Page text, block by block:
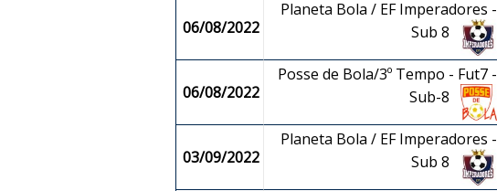
06/08/2022
Planeta Bola / EF Imperadores -
Sub 8
06/08/2022
Posse de Bola/3º Tempo - Fut7 -
Sub-8
03/09/2022
Planeta Bola / EF Imperadores -
Sub 8